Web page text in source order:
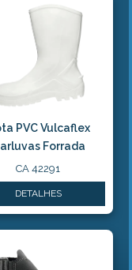
PVC Vulcaflex
Forrada
CA 42291
DETALHES